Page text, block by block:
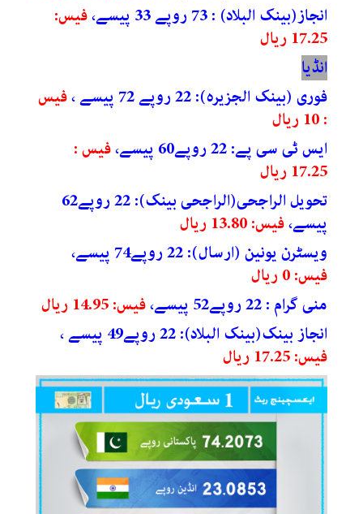
انجاز(بینک البلاد) : 73 روپے 33 پیسے،
فیس:
17.25 ریال
انڈیا
فوری (بینک الجزیرہ): 22 روپے 72 پیسے ،
فیس
: 10 ریال
ایس ٹی سی پے: 22 روپے60 پیسے،
فیس :
17.25 ریال
تحویل الراجحی(الراجحی بینک): 22 روپے62
پیسے،فیس: 13.80 ریال
ویسٹرن یونین (ارسال): 22 روپے74 پیسے،
فیس: 0 ریال
منی گرام : 22 روپے52 پیسے،
فیس: 14.95 ریال
انجاز بینک(بینک البلاد): 22 روپے49 پیسے ،
فیس: 17.25 ریال